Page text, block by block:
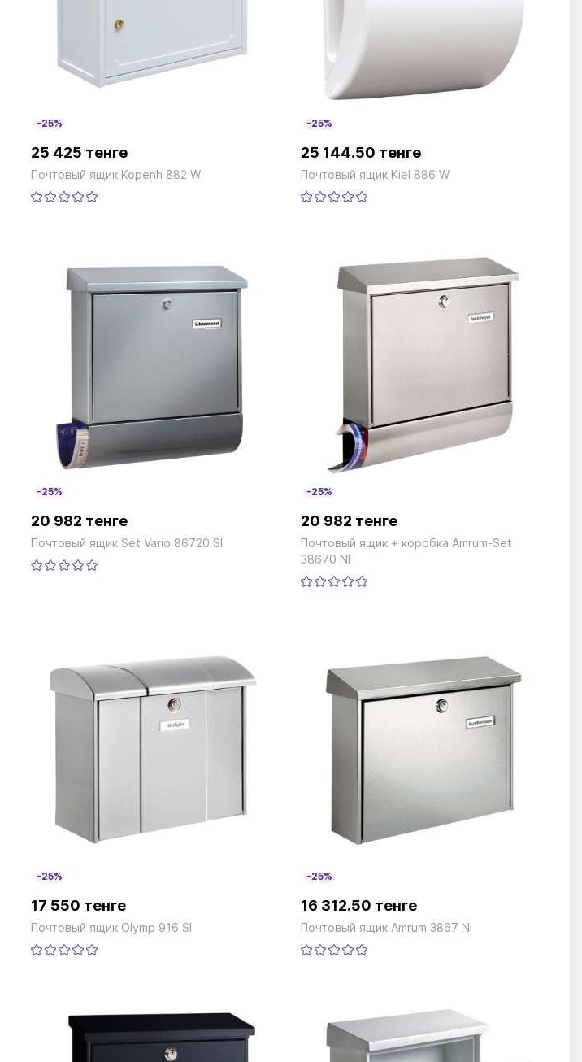
-25%
25 425 тенге
Почтовый ящик Kopenh 882 W
-25%
25 144.50 тенге
Почтовый ящик Kiel 886 W
-25%
20 982 тенге
Почтовый ящик Set Vario 86720 SI
-25%
20 982 тенге
Почтовый ящик + коробка Amrum-Set
38670 NI
-25%
17 550 тенге
Почтовый ящик Olymp 916 SI
-25%
16 312.50 тенге
Почтовый ящик Amrum 3867 NI